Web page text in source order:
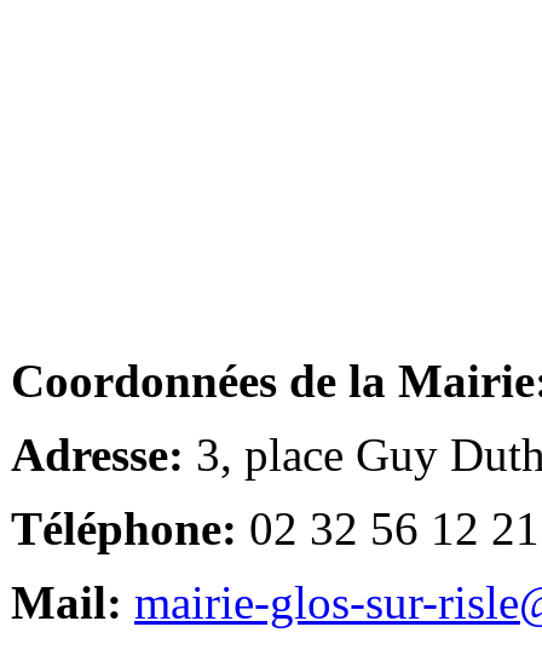
Coordonnées de la
Adresse: 3, place Guy
Téléphone: 02 32 56 12 21
Mail: mairie-glos-sur-